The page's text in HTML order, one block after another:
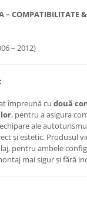
– COMPATIBILITATE
– 2012)
împreună cu două
, pentru a asigura
ale
și estetic. Produsul
pentru ambele
mai sigur și fără